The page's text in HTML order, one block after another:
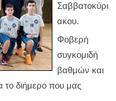
Σαββατοκύρι
ακου.
Φοβερή
συγκομιδή
βαθμών και
το διήμερο που μας